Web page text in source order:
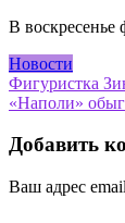
В
Новости
по
записям
Фигуристка
«Наполи»
Добавить
Ваш адрес